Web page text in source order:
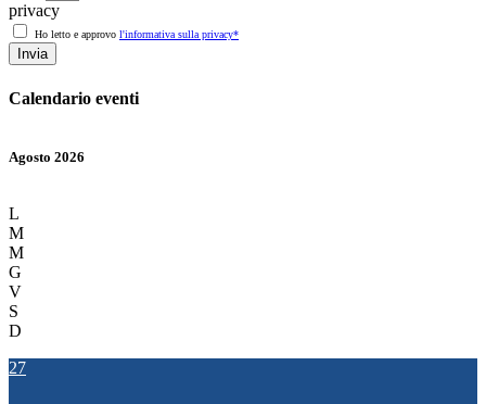
privacy
Ho letto e approvo l'informativa sulla privacy*
Invia
Calendario eventi
Agosto 2026
L
M
M
G
V
S
D
27